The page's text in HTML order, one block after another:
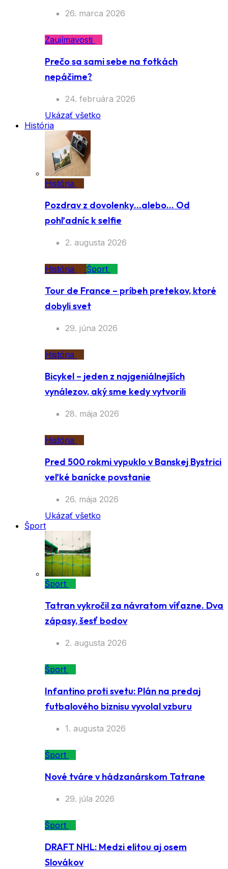
26. marca 2026
Zaujímavosti
Prečo sa sami sebe na fotkách
nepáčime?
24. februára 2026
Ukázať všetko
História
História
Pozdrav z dovolenky…alebo… Od
pohľadníc k selfie
2. augusta 2026
História Šport
Tour de France – príbeh pretekov, ktoré
dobyli svet
29. júna 2026
História
Bicykel – jeden z najgeniálnejších
vynálezov, aký sme kedy vytvorili
28. mája 2026
História
Pred 500 rokmi vypuklo v Banskej Bystrici
veľké banícke povstanie
26. mája 2026
Ukázať všetko
Šport
Šport
Tatran vykročil za návratom víťazne. Dva
zápasy, šesť bodov
2. augusta 2026
Šport
Infantino proti svetu: Plán na predaj
futbalového biznisu vyvolal vzburu
1. augusta 2026
Šport
Nové tváre v hádzanárskom Tatrane
29. júla 2026
Šport
DRAFT NHL: Medzi elitou aj osem
Slovákov